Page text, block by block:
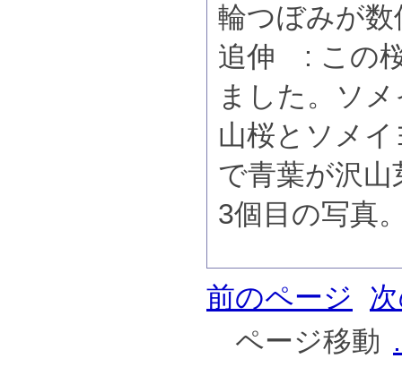
輪つぼみが
追伸 : この
ました。ソ
山桜とソメ
で青葉が沢
3個目の写真
前のページ
ページ移動